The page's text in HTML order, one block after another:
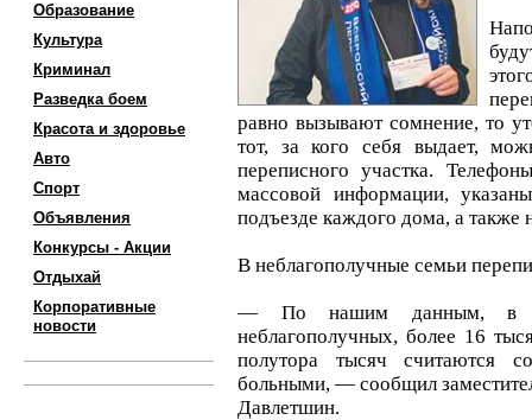
Образование
Культура
Криминал
Разведка боем
Красота и здоровье
Авто
Спорт
Объявления
Конкурсы - Акции
Отдыхай
Корпоративные
новости
равно вызывают сомнение, то
тот, за кого себя выдает,
переписного участка.
массовой информации,
подъезде каждого дома, а также
В неблагополучные семьи
— По нашим данным, в
неблагополучных, более 16
полутора тысяч считаются
больными, — сообщил
Давлетшин.